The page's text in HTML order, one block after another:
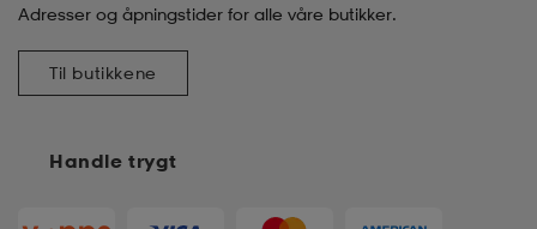
Handle trygt
Adresser og åpningstider for alle våre butikker.
Til butikkene